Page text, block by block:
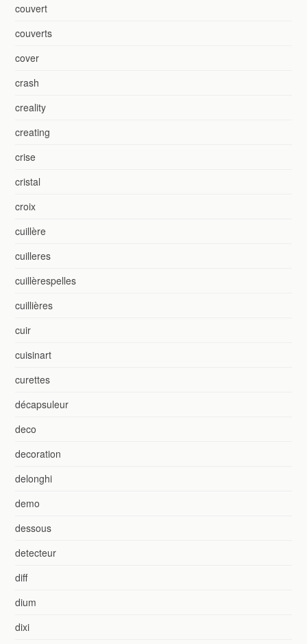
couvert
couverts
cover
crash
creality
creating
crise
cristal
croix
cuillère
cuilleres
cuillèrespelles
cuillières
cuir
cuisinart
curettes
décapsuleur
deco
decoration
delonghi
demo
dessous
detecteur
diff
dium
dixi